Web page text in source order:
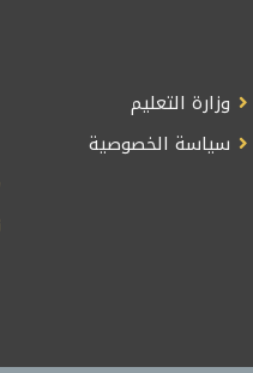
وزارة التعليم
سياسة الخصوصية